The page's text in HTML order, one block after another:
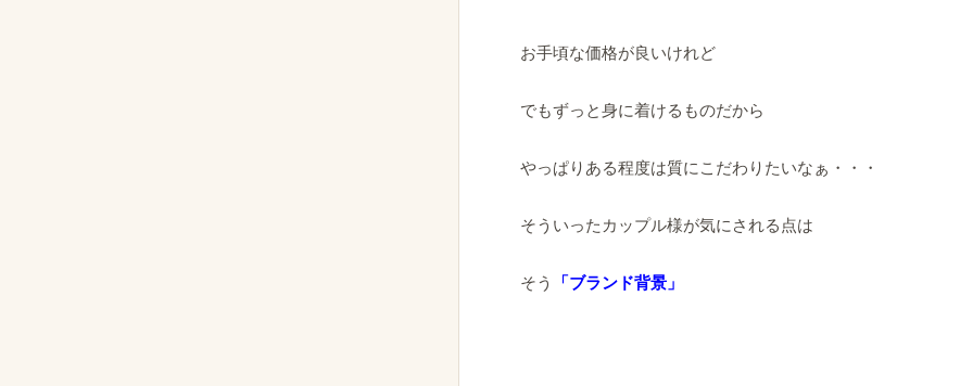
お手頃な価格が良いけれど
でもずっと身に着けるものだから
やっぱりある程度は質にこだわりたいなぁ・・・
そういったカップル様が気にされる点は
そう 「ブランド背景」